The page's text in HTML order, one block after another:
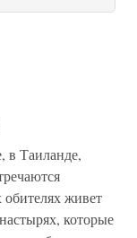
в Таиланде,
живет
которые